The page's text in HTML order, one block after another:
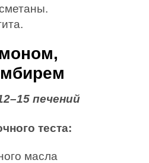
печений
теста:
масла